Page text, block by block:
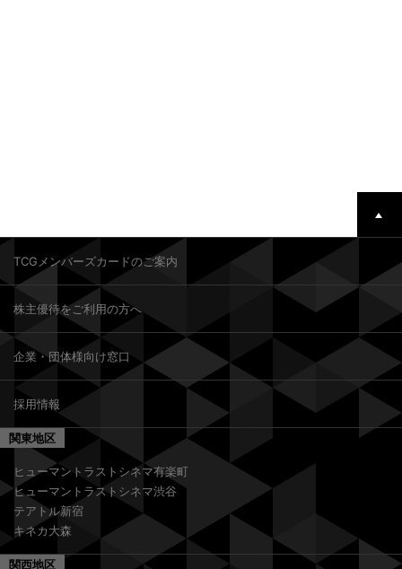
TCGメンバーズカードのご案内
株主優待をご利用の方へ
企業・団体様向け窓口
採用情報
関東地区
ヒューマントラストシネマ有楽町
ヒューマントラストシネマ渋谷
テアトル新宿
キネカ大森
関西地区